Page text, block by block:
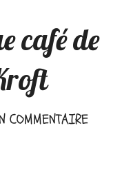
café de
COMMENTAIRE